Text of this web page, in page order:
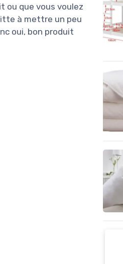
ou que vous voulez
à mettre un peu
oui, bon produit